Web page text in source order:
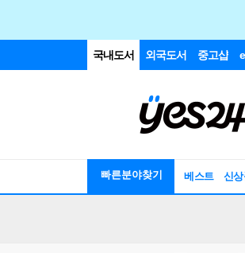
국내도서 외국도서 중고샵
빠른분야찾기 베스트 신상